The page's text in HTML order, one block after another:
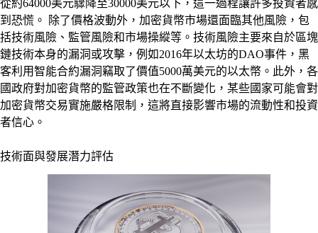
從約64000美元驟降至30000美元以下，這一過程讓許多投資者感
到恐慌。 除了價格波動外，加密貨幣市場還面臨其他風險，包
括技術風險、監管風險和市場操縱等。技術風險主要來自於區塊
鏈技術本身的漏洞或攻擊，例如2016年以太坊的DAO事件，黑
客利用智能合約漏洞竊取了價值5000萬美元的以太幣。此外，各
國政府對加密貨幣的監管政策也在不斷變化，某些國家可能會對
加密貨幣交易實施嚴格限制，這將直接影響市場的流動性和投資
者信心。
技術面與發展潛力評估